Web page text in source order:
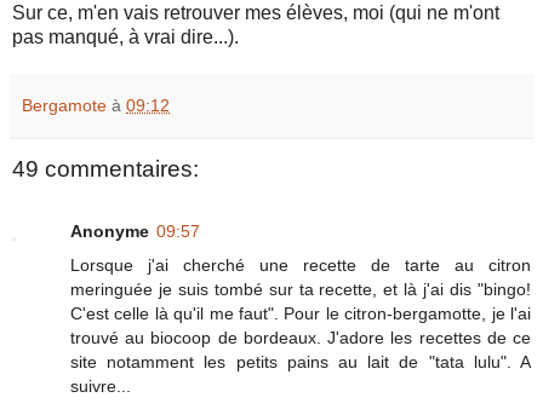
Sur ce, m'en vais retrouver mes élèves, moi (qui ne m'ont
pas manqué, à vrai dire...).
Bergamote à 09:12
49 commentaires:
Anonyme 09:57
Lorsque j'ai cherché une recette de tarte au citron
meringuée je suis tombé sur ta recette, et là j'ai dis "bingo!
C'est celle là qu'il me faut". Pour le citron-bergamotte, je l'ai
trouvé au biocoop de bordeaux. J'adore les recettes de ce
site notamment les petits pains au lait de "tata lulu". A
suivre...